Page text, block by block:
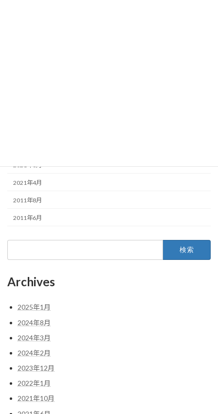
2021年6月
2021年4月
2011年8月
2011年6月
Archives
2025年1月
2024年8月
2024年3月
2024年2月
2023年12月
2022年1月
2021年10月